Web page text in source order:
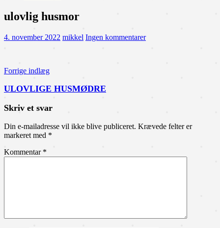
ulovlig husmor
4. november 2022 mikkel Ingen kommentarer
Indlægsnavigation
Forrige indlæg
ULOVLIGE HUSMØDRE
Skriv et svar
Din e-mailadresse vil ikke blive publiceret. Krævede felter er
markeret med *
Kommentar *